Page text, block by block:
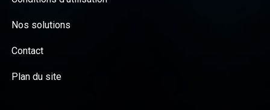
Nos solutions
Contact
Plan du site